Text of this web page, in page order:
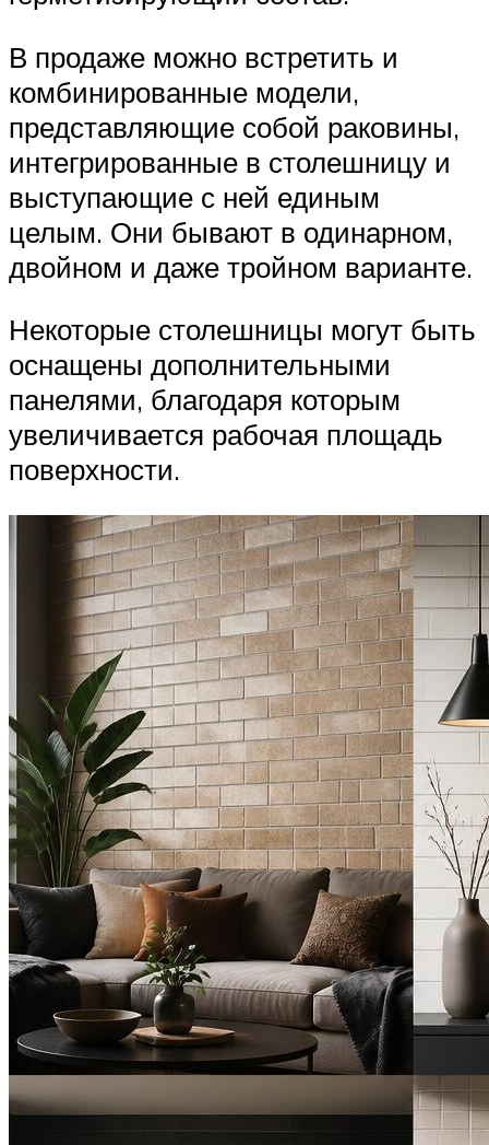
В продаже можно встретить и
комбинированные модели,
представляющие собой раковины,
интегрированные в столешницу и
выступающие с ней единым
целым. Они бывают в одинарном,
двойном и даже тройном варианте.
Некоторые столешницы могут быть
оснащены дополнительными
панелями, благодаря которым
увеличивается рабочая площадь
поверхности.